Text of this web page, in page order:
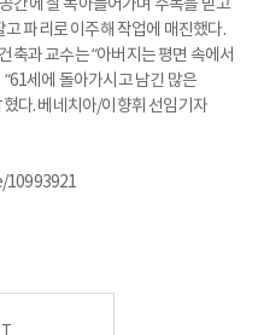
간에 잘 녹아들어가며 주목을 받고
파리로 이주해 작업에 매진했다.
축과 교수는 “아버지는 평면 속에서
세에 돌아가시고 남긴 많은
다. 베네치아/이향휘 선임기자